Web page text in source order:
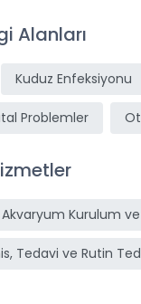
Alanları
Kuduz Enfeksiyonu
Problemler
Akvaryum Kurulum ve
Tedavi ve Rutin